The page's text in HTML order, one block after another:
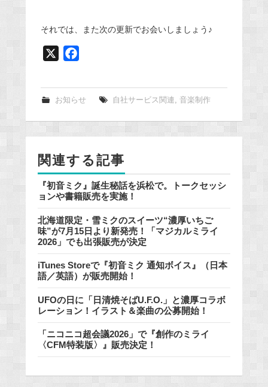
それでは、また次の更新でお会いしましょう♪
e
k
お知らせ 自社サービス関連, 音楽制作
関連する記事
『初音ミク』誕生秘話を浜松で。トークセッシ
ョンや書籍販売を実施！
北海道限定・雪ミクのスイーツ“濃厚いちご
味”が7月15日より新発売！「マジカルミライ
2026」でも出張販売が決定
iTunes Storeで『初音ミク 通知ボイス』（日本
語／英語）が販売開始！
UFOの日に「日清焼そばU.F.O.」と濃厚コラボ
レーション！イラスト＆楽曲の公募開始！
「ニコニコ超会議2026」で『創作のミライ
〈CFM特装版〉』販売決定！